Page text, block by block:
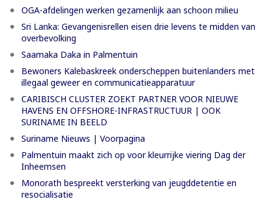
OGA-afdelingen werken gezamenlijk aan schoon milieu
Sri Lanka: Gevangenisrellen eisen drie levens te midden van
overbevolking
Saamaka Daka in Palmentuin
Bewoners Kalebaskreek onderscheppen buitenlanders met
illegaal geweer en communicatieapparatuur
CARIBISCH CLUSTER ZOEKT PARTNER VOOR NIEUWE
HAVENS EN OFFSHORE-INFRASTRUCTUUR | OOK
SURINAME IN BEELD
Suriname Nieuws | Voorpagina
Palmentuin maakt zich op voor kleurrijke viering Dag der
Inheemsen
Monorath bespreekt versterking van jeugddetentie en
resocialisatie